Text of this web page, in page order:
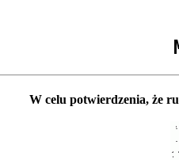
W celu potwierdzenia, że